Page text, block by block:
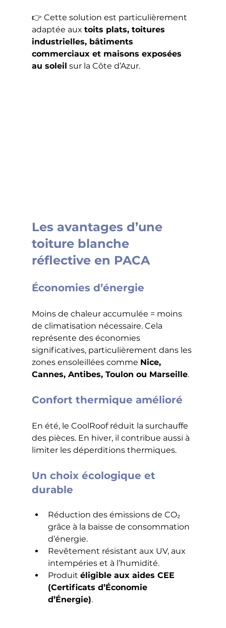
👉 Cette solution est particulièrement
adaptée aux toits plats, toitures
industrielles, bâtiments
commerciaux et maisons exposées
au soleil sur la Côte d’Azur.
Les avantages d’une
toiture blanche
réflective en PACA
Économies d’énergie
Moins de chaleur accumulée = moins
de climatisation nécessaire. Cela
représente des économies
significatives, particulièrement dans les
zones ensoleillées comme Nice,
Cannes, Antibes, Toulon ou Marseille.
Confort thermique amélioré
En été, le CoolRoof réduit la surchauffe
des pièces. En hiver, il contribue aussi à
limiter les déperditions thermiques.
Un choix écologique et
durable
Réduction des émissions de CO₂
grâce à la baisse de consommation
d’énergie.
Revêtement résistant aux UV, aux
intempéries et à l’humidité.
Produit éligible aux aides CEE
(Certificats d’Économie
d’Énergie).